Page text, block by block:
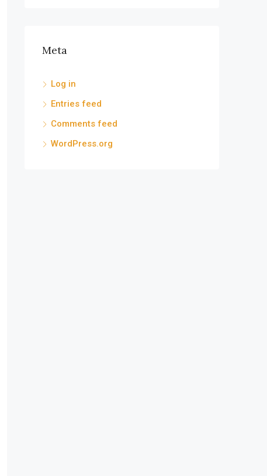
Meta
Log in
Entries feed
Comments feed
WordPress.org